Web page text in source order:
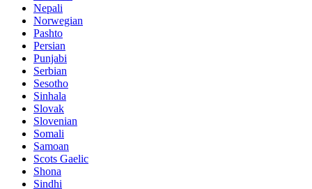
Nepali
Norwegian
Pashto
Persian
Punjabi
Serbian
Sesotho
Sinhala
Slovak
Slovenian
Somali
Samoan
Scots Gaelic
Shona
Sindhi